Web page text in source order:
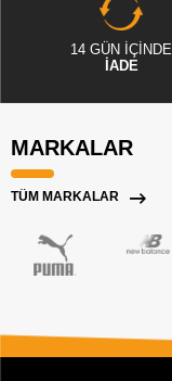
14 GÜN İÇİNDE
İADE
MARKALAR
TÜM MARKALAR